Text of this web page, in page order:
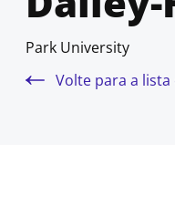
Park University
Volte para a